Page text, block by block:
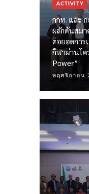
ACTIVITY
กกท. และ
ผลักดันสม
ต่อยอดกา
กีฬาผ่านโค
Power”
พฤศจิกายน